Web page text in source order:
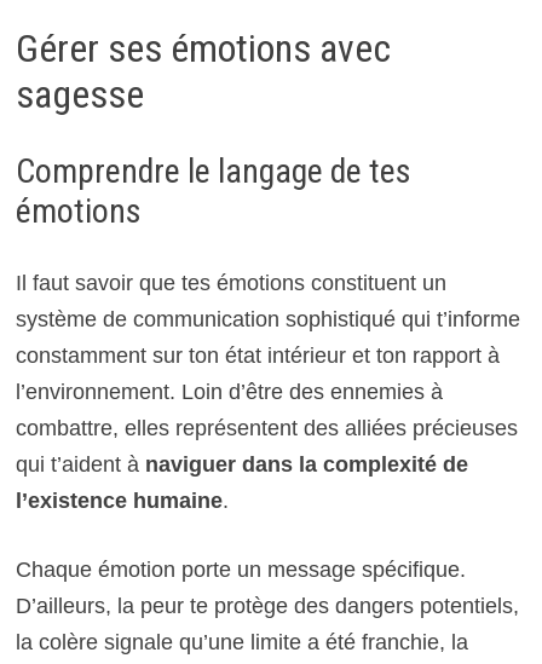
Gérer ses émotions avec
sagesse
Comprendre le langage de tes
émotions
Il faut savoir que tes émotions constituent un
système de communication sophistiqué qui t’informe
constamment sur ton état intérieur et ton rapport à
l’environnement. Loin d’être des ennemies à
combattre, elles représentent des alliées précieuses
qui t’aident à naviguer dans la complexité de
l’existence humaine.
Chaque émotion porte un message spécifique.
D’ailleurs, la peur te protège des dangers potentiels,
la colère signale qu’une limite a été franchie, la